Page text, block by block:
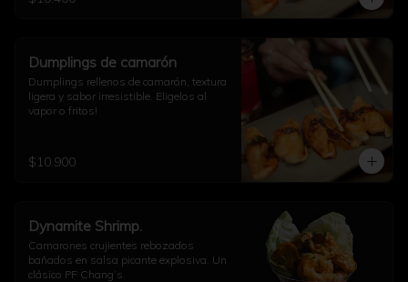
Dumplings de camarón
Dumplings rellenos de camarón, textura
ligera y sabor irresistible. Eligelos al
vapor o fritos!
$10.900
Dynamite Shrimp.
Camarones crujientes rebozados
bañados en salsa picante explosiva. Un
clásico PF Chang’s.